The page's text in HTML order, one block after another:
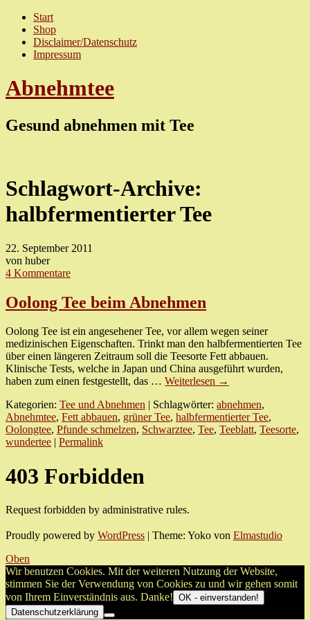
Start
Shop
Disclaimer/Datenschutz
Impressum
Abnehmtee
Gesund abnehmen mit Tee
Schlagwort-Archive:
halbfermentierter Tee
22. September 2011
von huber
4 Kommentare
Oolong Tee beim Abnehmen
Oolong Tee ist ein angesehener Tee, vor allem wegen seiner
medizinischen Eigenschaften. Trinkt man den halbfermentierten Tee
über einen längeren Zeitraum soll die Teesorte Fett abbauen.
Klinische Tests, welche in Japan und China ausgeführt wurden,
haben zum einen festgestellt, das … Weiterlesen →
Kategorien: Tee und Abnehmen | Schlagwörter: abnehmen,
Abnehmtee, Fett abbauen, grüner Tee, halbfermentierter Tee,
Oolongtee, Pfunde schmelzen, Schwarztee, Tee, Teeblatt, Teesorte,
wundertee
Permalink
403 Forbidden
Request forbidden by administrative rules.
Proudly powered by WordPress | Theme: Yoko von Elmastudio
Oben
Wir benutzen Cookies. Mit der weiteren Nutzung der Website,
stimmen Sie der Verwendung von Cookies zu und wir gehen somit
von Ihrem Einverständnis aus. Danke! OK - einverstanden!
Datenschutzerklärung